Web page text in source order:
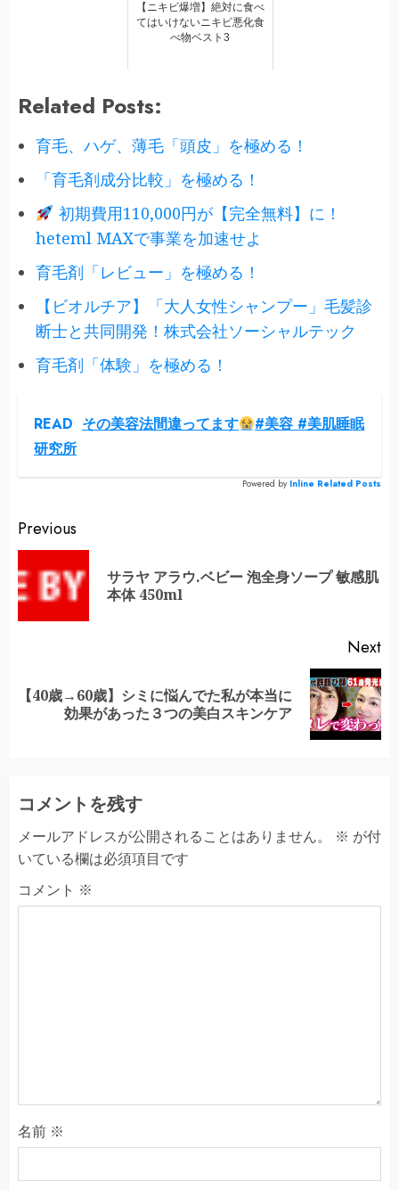
【ニキビ爆増】絶対に食べ
てはいけないニキビ悪化食
べ物ベスト3
Related Posts:
育毛、ハゲ、薄毛「頭皮」を極める！
「育毛剤成分比較」を極める！
初期費用110,000円が【完全無料】に！
heteml MAXで事業を加速せよ
育毛剤「レビュー」を極める！
【ビオルチア】「大人女性シャンプー」毛髪診
断士と共同開発！株式会社ソーシャルテック
育毛剤「体験」を極める！
READ その美容法間違ってます
#美容 #美肌睡眠
研究所
Powered by Inline Related Posts
Continue
Reading
Previous
サラヤ アラウ.ベビー 泡全身ソープ 敏感肌
本体 450ml
Next
Next
【40歳→60歳】シミに悩んでた私が本当に
効果があった３つの美白スキンケア
コメントを残す
メールアドレスが公開されることはありません。 ※ が付
いている欄は必須項目です
コメント ※
名前 ※